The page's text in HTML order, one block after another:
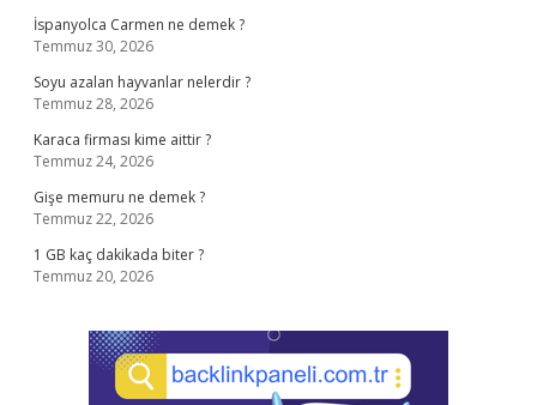
İspanyolca Carmen ne demek ?
Temmuz 30, 2026
Soyu azalan hayvanlar nelerdir ?
Temmuz 28, 2026
Karaca firması kime aittir ?
Temmuz 24, 2026
Gişe memuru ne demek ?
Temmuz 22, 2026
1 GB kaç dakikada biter ?
Temmuz 20, 2026